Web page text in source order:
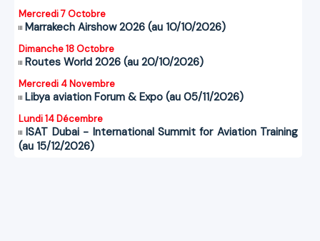
Mercredi 7 Octobre
Marrakech Airshow 2026 (au 10/10/2026)
Dimanche 18 Octobre
Routes World 2026 (au 20/10/2026)
Mercredi 4 Novembre
Libya aviation Forum & Expo (au 05/11/2026)
Lundi 14 Décembre
ISAT Dubai - International Summit for Aviation Training
(au 15/12/2026)